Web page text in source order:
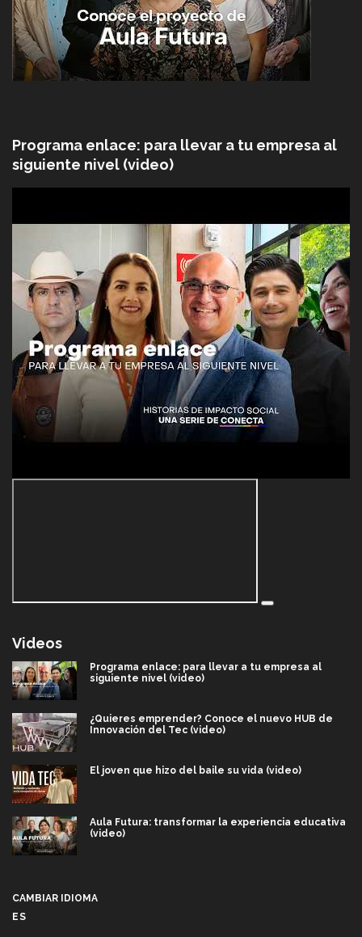
Programa enlace: para llevar a tu empresa al
siguiente nivel (video)
Videos
Programa enlace: para llevar a tu empresa al
siguiente nivel (video)
¿Quieres emprender? Conoce el nuevo HUB de
Innovación del Tec (video)
El joven que hizo del baile su vida (video)
Aula Futura: transformar la experiencia educativa
(video)
CAMBIAR IDIOMA
ES